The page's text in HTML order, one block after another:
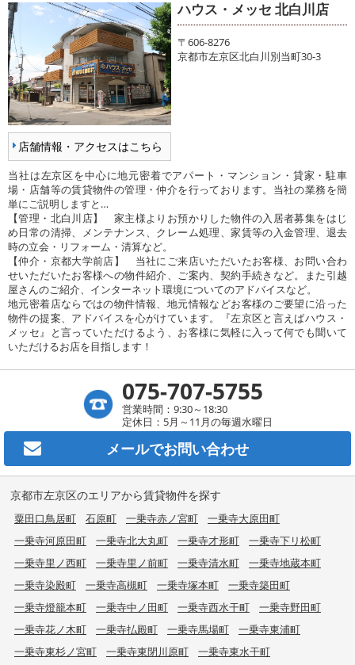
店舗情報・アクセスはこちら
ハウス・メッセ 北白川店
〒606-8276
京都市左京区北白川別当町30-3
当社は左京区を中心に地元密着でアパート・マンション・貸家・駐車
場・店舗等の賃貸物件の管理・仲介を行っております。当社の業務を簡
単にご説明しますと…
【管理・北白川店】 家主様よりお預かりした物件の入居者募集をはじ
め日常の清掃、メンテナンス、クレーム処理、家賃等の入金管理、退去
時の立会・リフォーム・清算など。
【仲介・京都大学前店】 当社にご来店いただいたお客様、お問い合わ
せいただいたお客様への物件紹介、ご案内、契約手続きなど。また引越
屋さんのご紹介、インターネット環境についてのアドバイスなど。
地元密着店ならではの物件情報、地元情報などお客様のご要望に沿った
物件の提案、アドバイスを心がけています。『左京区と言えばハウス・
メッセ』と言っていただけるよう、お客様に気軽に入って何でも聞いて
いただけるお店を目指します！
075-707-5755
営業時間：9:30～18:30
定休日：5月～11月の毎週水曜日
メールでお問い合わせ
京都市左京区のエリアから賃貸物件を探す
粟田口鳥居町 石原町 一乗寺赤ノ宮町
一乗寺大原田町
一乗寺河原田町
一乗寺北大丸町 一乗寺才形町
一乗寺下リ松町
一乗寺里ノ西町
一乗寺里ノ前町 一乗寺清水町
一乗寺地蔵本町
一乗寺染殿町
一乗寺高槻町 一乗寺塚本町
一乗寺築田町
一乗寺燈籠本町
一乗寺中ノ田町 一乗寺西水干町
一乗寺野田町
一乗寺花ノ木町
一乗寺払殿町 一乗寺馬場町
一乗寺東浦町
一乗寺東杉ノ宮町
一乗寺東閉川原町
一乗寺東水干町